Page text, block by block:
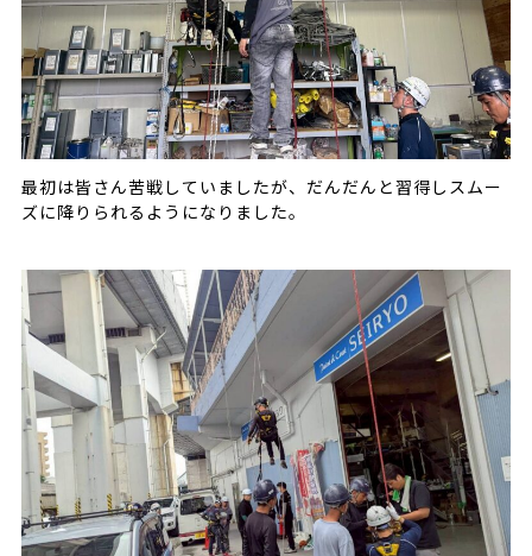
最初は皆さん苦戦していましたが、だんだんと習得しスムー
ズに降りられるようになりました。